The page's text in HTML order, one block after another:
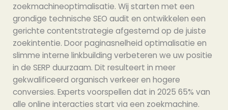
zoekmachineoptimalisatie. Wij starten met een
grondige technische SEO audit en ontwikkelen een
gerichte contentstrategie afgestemd op de juiste
zoekintentie. Door paginasnelheid optimalisatie en
slimme interne linkbuilding verbeteren we uw positie
in de SERP duurzaam. Dit resulteert in meer
gekwalificeerd organisch verkeer en hogere
conversies. Experts voorspellen dat in 2025 65% van
alle online interacties start via een zoekmachine.